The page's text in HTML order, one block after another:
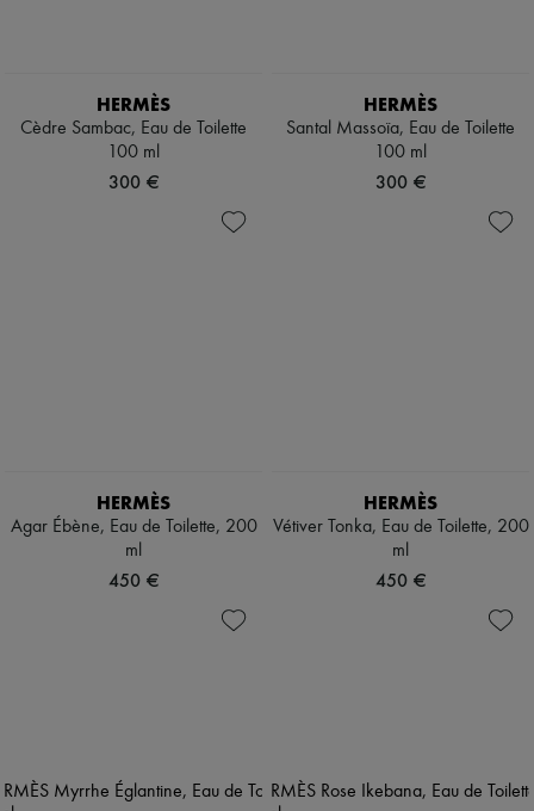
HERMÈS
Cèdre Sambac, Eau de Toilette
100 ml
300 €
HERMÈS
Santal Massoïa, Eau de Toilette
100 ml
300 €
HERMÈS
Agar Ébène, Eau de Toilette, 200
ml
450 €
HERMÈS
Vétiver Tonka, Eau de Toilette, 200
ml
450 €